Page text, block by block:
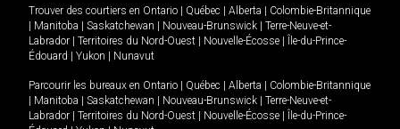
Trouver des courtiers en Ontario Québec Alberta
Colombie-Britannique
Manitoba Saskatchewan Nouveau-Brunswick
Terre-Neuve-et-
Labrador
Territoires du Nord-Ouest Nouvelle-Écosse
Île-du-Prince-
Édouard
Yukon Nunavut
Parcourir les bureaux en Ontario Québec Alberta
Colombie-Britannique
Manitoba Saskatchewan Nouveau-Brunswick
Terre-Neuve-et-
Labrador
Territoires du Nord-Ouest Nouvelle-Écosse
Île-du-Prince-